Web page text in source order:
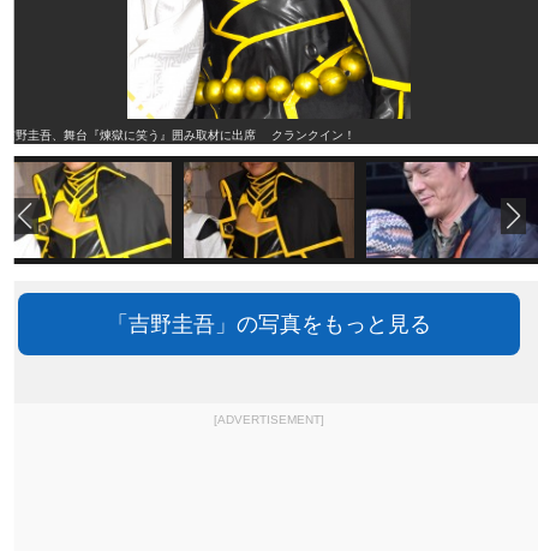
吉野圭吾、舞台『煉獄に笑う』囲み取材に出席 クランクイン！
「吉野圭吾」の写真をもっと見る
[ADVERTISEMENT]